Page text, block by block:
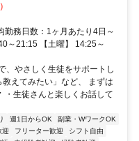
勤務日数：1ヶ月あたり4日～
～21:15 【土曜】 14:25～
、やさしく生徒をサポートし
えてみたい」など、 まずは
生徒さんと楽しくお話して
週1日からOK
副業・WワークOK
迎 フリーター歓迎
シフト自由